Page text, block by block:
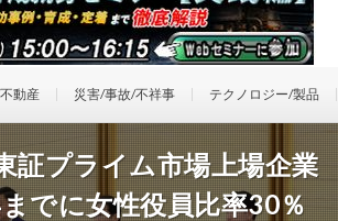
動産 災害/事故/不祥事 テクノロジー/製品
証プライム市場上場企業
でに女性役員比率30％